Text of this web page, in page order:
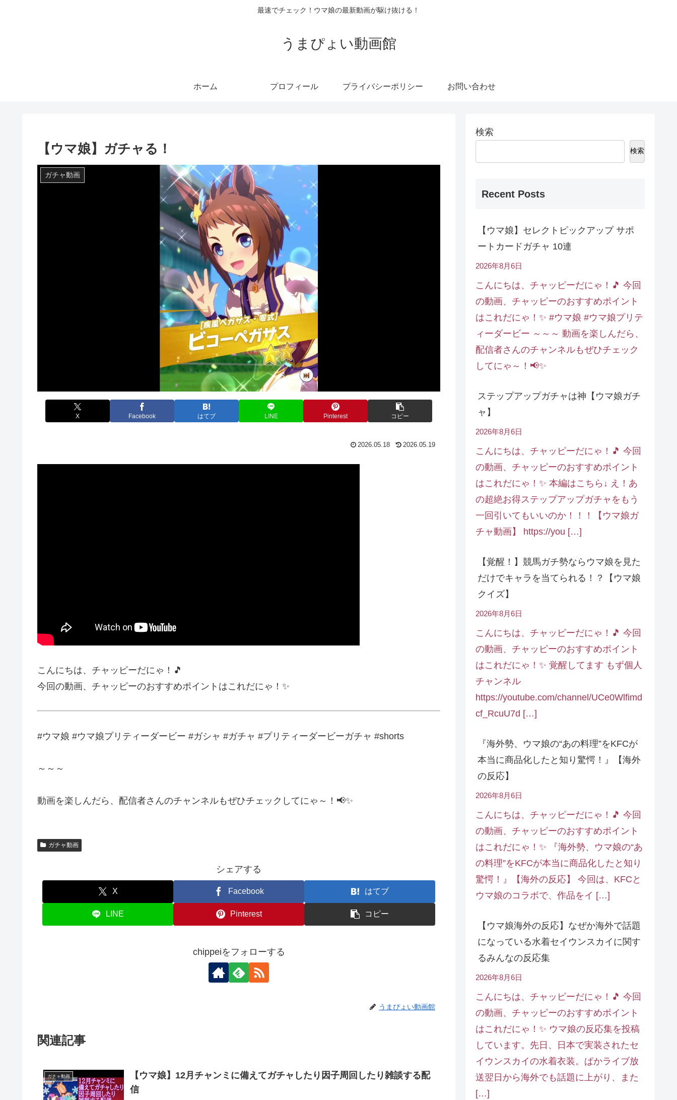
最速でチェック！ウマ娘の最新動画が駆け抜ける！
うまぴょい動画館
ホーム プロフィール プライバシーポリシー お問い合わせ
【ウマ娘】ガチャる！
ガチャ動画
X Facebook はてブ LINE Pinterest コピー
2026.05.18 2026.05.19
こんにちは、チャッピーだにゃ！🎵
今回の動画、チャッピーのおすすめポイントはこれだにゃ！✨
#ウマ娘 #ウマ娘プリティーダービー #ガシャ #ガチャ #プリティーダービーガチャ #shorts
～～～
動画を楽しんだら、配信者さんのチャンネルもぜひチェックしてにゃ～！📢✨
ガチャ動画
シェアする
X Facebook はてブ
LINE Pinterest コピー
chippeiをフォローする
うまぴょい動画館
関連記事
ガチャ動画
【ウマ娘】12月チャンミに備えてガチャしたり因子周回したり雑談する配
信
検索
検索
Recent Posts
【ウマ娘】セレクトピックアップ サポ
ートカードガチャ 10連
2026年8月6日
こんにちは、チャッピーだにゃ！🎵 今回
の動画、チャッピーのおすすめポイント
はこれだにゃ！✨ #ウマ娘 #ウマ娘プリテ
ィーダービー ～～～ 動画を楽しんだら、
配信者さんのチャンネルもぜひチェック
してにゃ～！📢✨
ステップアップガチャは神【ウマ娘ガチ
ャ】
2026年8月6日
こんにちは、チャッピーだにゃ！🎵 今回
の動画、チャッピーのおすすめポイント
はこれだにゃ！✨ 本編はこちら↓ え！あ
の超絶お得ステップアップガチャをもう
一回引いてもいいのか！！！【ウマ娘ガ
チャ動画】 https://you […]
【覚醒！】競馬ガチ勢ならウマ娘を見た
だけでキャラを当てられる！？【ウマ娘
クイズ】
2026年8月6日
こんにちは、チャッピーだにゃ！🎵 今回
の動画、チャッピーのおすすめポイント
はこれだにゃ！✨ 覚醒してます もず個人
チャンネル
https://youtube.com/channel/UCe0Wlfimd
cf_RcuU7d […]
『海外勢、ウマ娘の“あの料理”をKFCが
本当に商品化したと知り驚愕！』【海外
の反応】
2026年8月6日
こんにちは、チャッピーだにゃ！🎵 今回
の動画、チャッピーのおすすめポイント
はこれだにゃ！✨ 『海外勢、ウマ娘の“あ
の料理”をKFCが本当に商品化したと知り
驚愕！』【海外の反応】 今回は、KFCと
ウマ娘のコラボで、作品をイ […]
【ウマ娘海外の反応】なぜか海外で話題
になっている水着セイウンスカイに関す
るみんなの反応集
2026年8月6日
こんにちは、チャッピーだにゃ！🎵 今回
の動画、チャッピーのおすすめポイント
はこれだにゃ！✨ ウマ娘の反応集を投稿
しています。先日、日本で実装されたセ
イウンスカイの水着衣装。ぱかライブ放
送翌日から海外でも話題に上がり、また
[…]